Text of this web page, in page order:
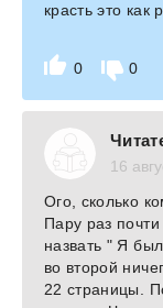
0 0
красть это как
16
Ого, сколько
Пару раз
назвать " Я
во второй
22 страницы.